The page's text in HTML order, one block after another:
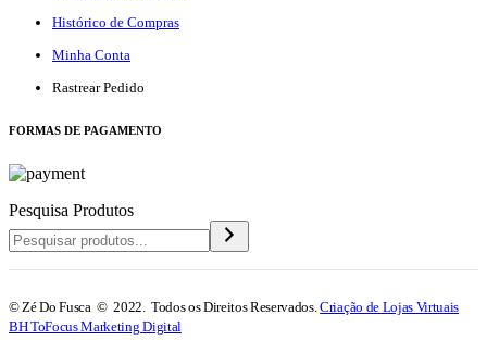
Histórico de Compras
Minha Conta
Rastrear Pedido
FORMAS DE PAGAMENTO
Pesquisa Produtos
© Zé Do Fusca © 2022. Todos os Direitos Reservados.Criação de Lojas Virtuais
BH ToFocus Marketing Digital